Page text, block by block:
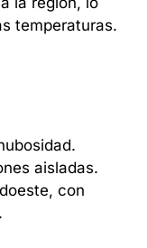
temperaturas.
aisladas.
con